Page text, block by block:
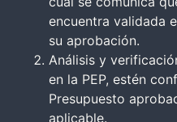
encuentra validada
su aprobación.
Análisis y
en la PEP, estén
Presupuesto
aplicable.